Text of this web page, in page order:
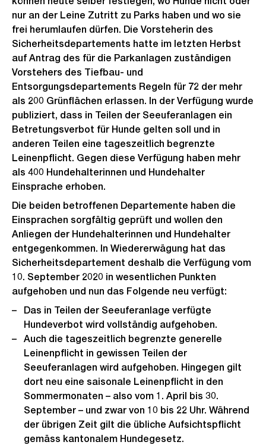
nur an der Leine Zutritt zu Parks haben und wo sie
frei herumlaufen dürfen. Die Vorsteherin des
Sicherheitsdepartements hatte im letzten Herbst
auf Antrag des für die Parkanlagen zuständigen
Vorstehers des Tiefbau- und
Entsorgungsdepartements Regeln für 72 der mehr
als 200 Grünflächen erlassen. In der Verfügung wurde
publiziert, dass in Teilen der Seeuferanlagen ein
Betretungsverbot für Hunde gelten soll und in
anderen Teilen eine tageszeitlich begrenzte
Leinenpflicht. Gegen diese Verfügung haben mehr
als 400 Hundehalterinnen und Hundehalter
Einsprache erhoben.
Die beiden betroffenen Departemente haben die
Einsprachen sorgfältig geprüft und wollen den
Anliegen der Hundehalterinnen und Hundehalter
entgegenkommen. In Wiedererwägung hat das
Sicherheitsdepartement deshalb die Verfügung vom
10. September 2020 in wesentlichen Punkten
aufgehoben und nun das Folgende neu verfügt:
Das in Teilen der Seeuferanlage verfügte
Hundeverbot wird vollständig aufgehoben.
Auch die tageszeitlich begrenzte generelle
Leinenpflicht in gewissen Teilen der
Seeuferanlagen wird aufgehoben. Hingegen gilt
dort neu eine saisonale Leinenpflicht in den
Sommermonaten – also vom 1. April bis 30.
September – und zwar von 10 bis 22 Uhr. Während
der übrigen Zeit gilt die übliche Aufsichtspflicht
gemäss kantonalem Hundegesetz.